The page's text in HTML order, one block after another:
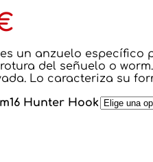
es un anzuelo
del señuelo o
Lo caracteriza su
Hunter Hook